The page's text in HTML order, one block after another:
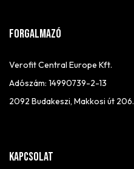
FORGALMAZÓ
Verofit Central Europe Kft.
Adószám: 14990739-2-13
2092 Budakeszi, Makkosi út 206.
Kapcsolat